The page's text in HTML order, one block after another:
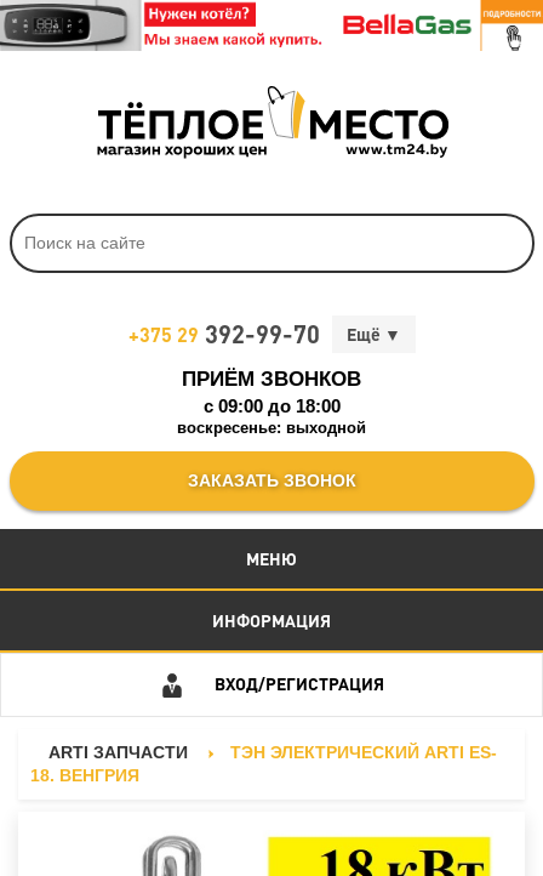
+375 29 392-99-70
ПРИЁМ ЗВОНКОВ
c 09:00 до 18:00
воскресенье: выходной
ЗАКАЗАТЬ ЗВОНОК
МЕНЮ
ИНФОРМАЦИЯ
ВХОД/РЕГИСТРАЦИЯ
ARTI ЗАПЧАСТИ
ТЭН ЭЛЕКТРИЧЕСКИЙ ARTI ES-
18. ВЕНГРИЯ